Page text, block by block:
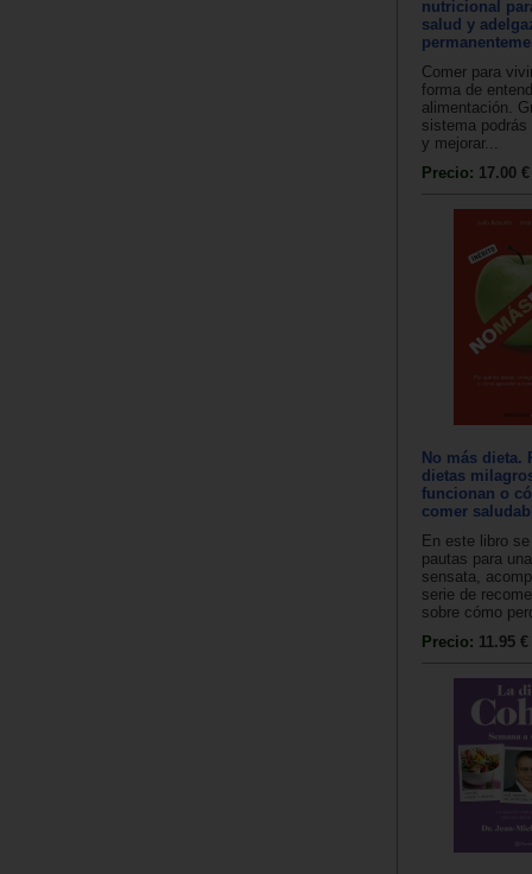
nutricional
salud y
Comer para
forma de
alimentación.
sistema
y mejorar...
Precio: 17.00 €
No más dieta.
dietas
funcionan o
comer
En este libro
pautas para
sensata,
serie de
sobre cómo
Precio: 11.95 €